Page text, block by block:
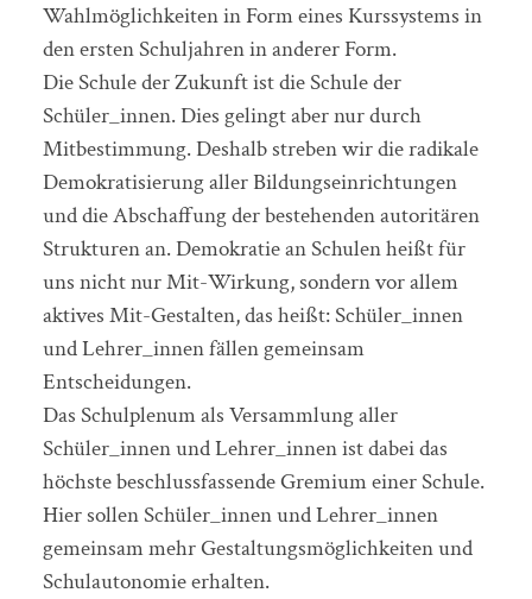
Wahlmöglichkeiten in Form eines Kurssystems in
den ersten Schuljahren in anderer Form.
Die Schule der Zukunft ist die Schule der
Schüler_innen. Dies gelingt aber nur durch
Mitbestimmung. Deshalb streben wir die radikale
Demokratisierung aller Bildungseinrichtungen
und die Abschaffung der bestehenden autoritären
Strukturen an. Demokratie an Schulen heißt für
uns nicht nur Mit-Wirkung, sondern vor allem
aktives Mit-Gestalten, das heißt: Schüler_innen
und Lehrer_innen fällen gemeinsam
Entscheidungen.
Das Schulplenum als Versammlung aller
Schüler_innen und Lehrer_innen ist dabei das
höchste beschlussfassende Gremium einer Schule.
Hier sollen Schüler_innen und Lehrer_innen
gemeinsam mehr Gestaltungsmöglichkeiten und
Schulautonomie erhalten.